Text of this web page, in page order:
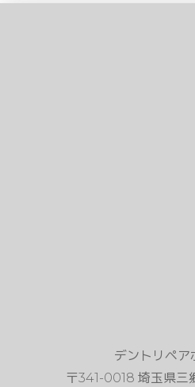
デントリペア
〒341-0018 埼玉県三